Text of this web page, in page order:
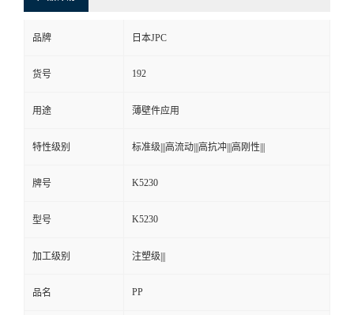
品牌 日本JPC
货号 192
用途 薄壁件应用
特性级别 标准级|||高流动|||高抗冲|||高刚性|||
牌号 K5230
型号 K5230
加工级别 注塑级|||
品名 PP